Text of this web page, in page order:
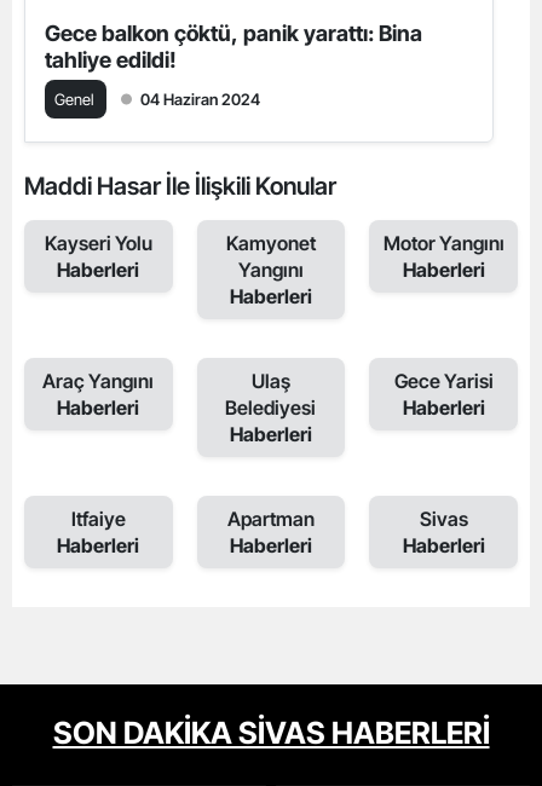
Gece balkon çöktü, panik yarattı: Bina
tahliye edildi!
Genel 04 Haziran 2024
Maddi Hasar İle İlişkili Konular
Kayseri Yolu
Haberleri
Kamyonet
Yangını
Haberleri
Motor Yangını
Haberleri
Araç Yangını
Haberleri
Ulaş
Belediyesi
Haberleri
Gece Yarisi
Haberleri
Itfaiye
Haberleri
Apartman
Haberleri
Sivas
Haberleri
SON DAKİKA SİVAS HABERLERİ